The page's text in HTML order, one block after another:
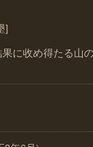
]
に收め得たる山